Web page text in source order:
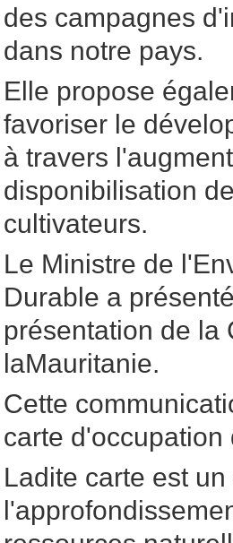
des campagnes
dans notre pays.
Elle propose
favoriser le
à travers
disponibilisation
cultivateurs.
Le Ministre de
Durable a
présentation de la
laMauritanie.
Cette
carte
Ladite carte est